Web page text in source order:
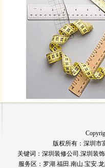
版权所有：深圳市
关键词： 深圳装修公司 .深圳装
服务区：罗湖.福田.南山.宝安.